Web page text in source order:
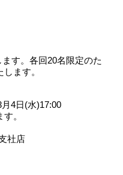
す。各回20名限定のた
ます。
4日(水)17:00
。
社店